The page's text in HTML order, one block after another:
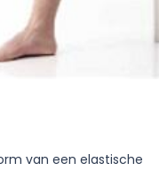
van een elastische